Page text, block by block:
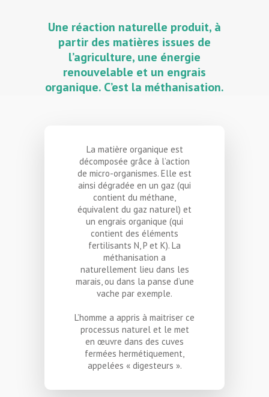
Une réaction naturelle produit, à
partir des matières issues de
l’agriculture, une énergie
renouvelable et un engrais
organique. C’est la méthanisation.
La matière organique est
décomposée grâce à l’action
de micro-organismes. Elle est
ainsi dégradée en un gaz (qui
contient du méthane,
équivalent du gaz naturel) et
un engrais organique (qui
contient des éléments
fertilisants N, P et K). La
méthanisation a
naturellement lieu dans les
marais, ou dans la panse d’une
vache par exemple.
L’homme a appris à maitriser ce
processus naturel et le met
en œuvre dans des cuves
fermées hermétiquement,
appelées « digesteurs ».